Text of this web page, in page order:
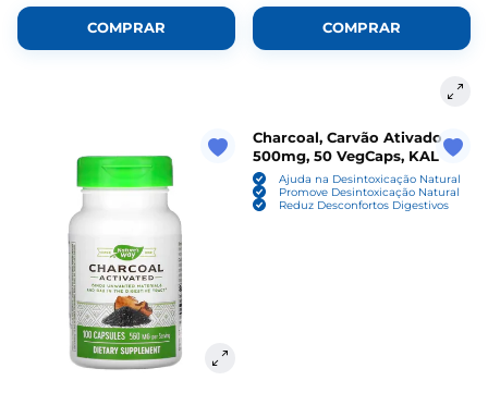
COMPRAR COMPRAR
Charcoal, Carvão Ativado
500mg, 50 VegCaps, KAL
Ajuda na Desintoxicação Natural
Promove Desintoxicação Natural
Reduz Desconfortos Digestivos